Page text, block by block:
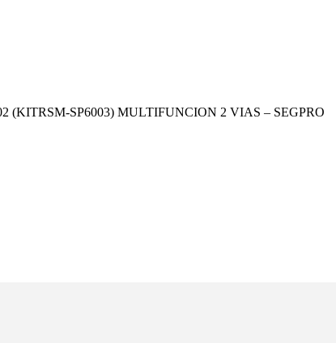
(KITRSM-SP6003) MULTIFUNCION 2 VIAS – SEGPRO